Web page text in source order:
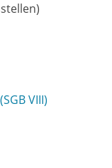
VIII)